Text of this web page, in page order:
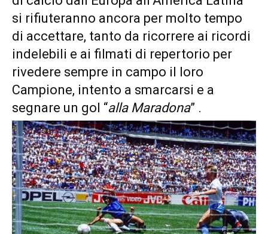
si rifiuteranno ancora per molto tempo
di accettare, tanto da ricorrere ai ricordi
indelebili e ai filmati di repertorio per
rivedere sempre in campo il loro
Campione, intento a smarcarsi e a
segnare un gol “alla Maradona” .